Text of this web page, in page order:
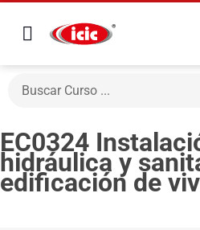
EC0324
hidráulica y
edificación de